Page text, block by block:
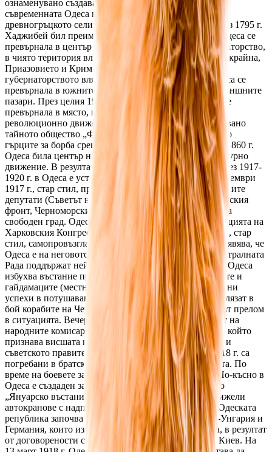
ознаменувано създаването на новия град. Недалеч от
съвременната Одеса в древни времена съществувало
древногръцкото селище Одесос. По тази причина през 1795 г.
Хаджибей бил преименуван на Одеса. През 1805 г. Одеса се
превърнала в център на Новоруското генерал-губернаторство,
в чиято територия влизала степната част на днешна Украйна,
Приазовието и Крим. От 1818 г. в състава на генерал-
губернаторството влязла Бесарабия. Постепенно Одеса се
превърнала в южните врати на Руската империя за външните
пазари. През целия 19 и началото на 20-и век Одеса се
превърнала в място, където се разгърнало народно
революционно движение. През 1814 г. в града е основано
тайното общество „Филики етерия“, което подготвяло
гърците за борба срещу турското робство. През 1840-1860 г.
Одеса била център на българското обществено и културно
движение. В резултат от революционните събития през 1917-
1920 г. в Одеса е установена съветска власт. На 21 декември
1917 г., стар стил, президиумът на Съвета на войнишките
депутати (Съветът на войнишките депутати от Румънския
фронт, Черноморския флот и Одеса) обявяват Одеса за
свободен град. Одеският съвет се придържа към позицията на
Харковския Конгрес на Съветите. На 9 януари 1918 г., стар
стил, самопровъзгласената Централна Рада в Киев обявява, че
Одеса е на неговото подчинение. Политиката на Централната
Рада поддържат нейни военни части. На 13 януари в Одеса
избухва въстание против Централната Рада. Юнкерите и
гайдамаците (местни въоръжени отряди) имат известни
успехи в потушаването на въстанието, но преди да влязат в
бой корабите на Черноморския флот, които извършват прелом
в ситуацията. Вечерта на 18 януари е избран Съветът на
народните комисари в Одеската съветска република, който
признава висшата власт на Совнаркома в Петроград и
съветското правителство в Харков. На 21 януари 1918 г. са
погребани в братска могила жертвите от тридневната. По
време на боевете загиват 119 души; 359 са ранени. По-късно в
Одеса е създаден завод за кранове, който носи името
„Януарско въстание“. В целия Съветски съюз се движели
автокранове с надписи „Январец“. От март 1918 г. Одеската
република започва сражения с войските на Австро-Унгария и
Германия, които извършват настъпление в Украйна, в резултат
от договорености с Украинската Централна Рада в Киев. На